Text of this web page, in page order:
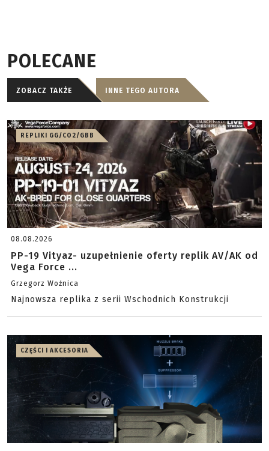
POLECANE
ZOBACZ TAKŻE INNE TEGO AUTORA
REPLIKI GG/CO2/GBB
08.08.2026
PP-19 Vityaz- uzupełnienie oferty replik AV/AK od
Vega Force ...
Grzegorz Woźnica
Najnowsza replika z serii Wschodnich Konstrukcji
CZĘŚCI I AKCESORIA